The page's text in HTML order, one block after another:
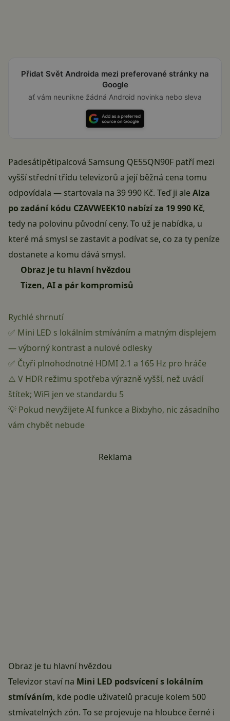
Přidat Svět Androida mezi preferované stránky na
Google
ať vám neunikne žádná Android novinka nebo sleva
Padesátipětipalcová Samsung QE55QN90F patří mezi
vyšší střední třídu televizorů a její běžná cena tomu
odpovídala — startovala na 39 990 Kč. Teď ji aleAlza
po zadání kódu CZAVWEEK10 nabízí za 19 990 Kč,
tedy na polovinu původní ceny. To už je nabídka, u
které má smysl se zastavit a podívat se, co za ty peníze
dostanete a komu dává smysl.
Obraz je tu hlavní hvězdou
Tizen, AI a pár kompromisů
Rychlé shrnutí
✅ Mini LED s lokálním stmíváním a matným displejem
— výborný kontrast a nulové odlesky
✅ Čtyři plnohodnotné HDMI 2.1 a 165 Hz pro hráče
⚠️ V HDR režimu spotřeba výrazně vyšší, než uvádí
štítek; WiFi jen ve standardu 5
💡 Pokud nevyžijete AI funkce a Bixbyho, nic zásadního
vám chybět nebude
Reklama
Obraz je tu hlavní hvězdou
Televizor staví na Mini LED podsvícení s lokálním
stmíváním, kde podle uživatelů pracuje kolem 500
stmívatelných zón. To se projevuje na hloubce černé i